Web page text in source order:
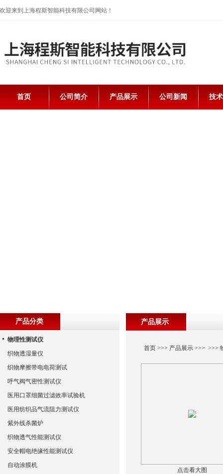
欢迎来到上海程斯智能科技有限公司网站！
首页 公司简介 产品展示 公司新闻 技
产品展示
首页>>> 产品展示>>> >>>
点击看大图
产品分类
物理性测试仪
织物透湿量仪
织物摩擦带电电荷测试
呼气阀气密性测试仪
医用口罩细菌过滤效率试验机
医用纺织品气流阻力测试仪
紫外线杀菌炉
织物透气性能测试仪
安全帽电绝缘性能测试仪
自动涂膜机